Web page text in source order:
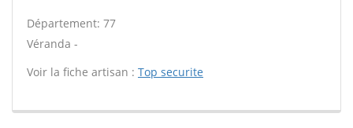
Département: 77
Véranda -
Voir la fiche artisan : Top securite